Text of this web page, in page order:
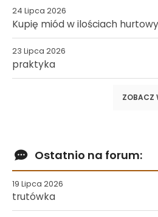
24 Lipca 2026
Kupię miód w ilościach
23 Lipca 2026
praktyka
ZOBACZ
Ostatnio na forum:
19 Lipca 2026
trutówka